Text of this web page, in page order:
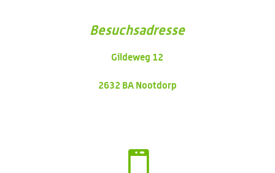
Besuchsadresse
Gildeweg 12
2632 BA Nootdorp